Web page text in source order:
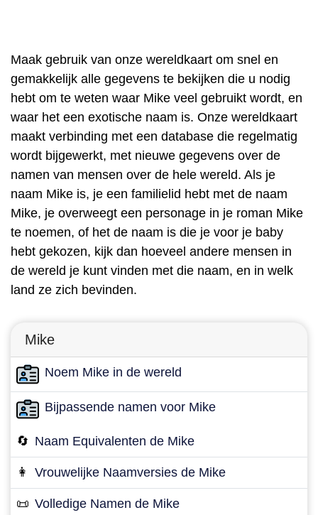
Maak gebruik van onze wereldkaart om snel en
gemakkelijk alle gegevens te bekijken die u nodig
hebt om te weten waar Mike veel gebruikt wordt, en
waar het een exotische naam is. Onze wereldkaart
maakt verbinding met een database die regelmatig
wordt bijgewerkt, met nieuwe gegevens over de
namen van mensen over de hele wereld. Als je
naam Mike is, je een familielid hebt met de naam
Mike, je overweegt een personage in je roman Mike
te noemen, of het de naam is die je voor je baby
hebt gekozen, kijk dan hoeveel andere mensen in
de wereld je kunt vinden met die naam, en in welk
land ze zich bevinden.
Mike
Noem Mike in de wereld
Bijpassende namen voor Mike
🔄 Naam Equivalenten de Mike
👩 Vrouwelijke Naamversies de Mike
📜 Volledige Namen de Mike